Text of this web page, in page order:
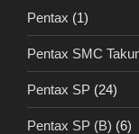
Pentax (1)
Pentax SMC
Pentax SP (24)
Pentax SP (B) (6)